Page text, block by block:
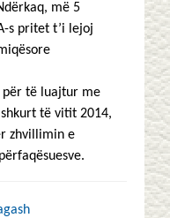
më 5
s pritet t’i lejoj
për të luajtur me
shkurt të vitit 2014,
zhvillimin e